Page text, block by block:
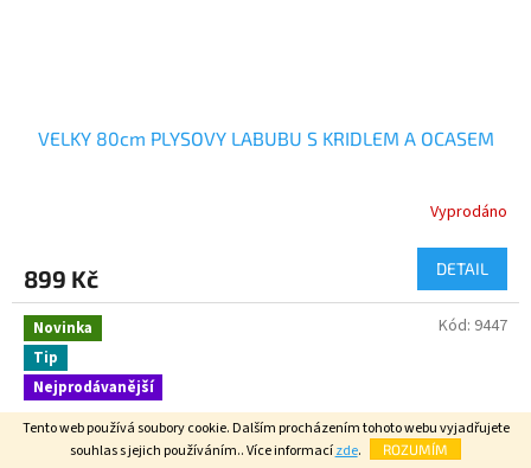
Tento web používá soubory cookie. Dalším procházením tohoto webu vyjadřujete
souhlas s jejich používáním.. Více informacízde. ROZUMÍM
VELKY 80cm PLYSOVY LABUBU S KRIDLEM A OCASEM
Vyprodáno
899 Kč DETAIL
Novinka
Tip
Nejprodávanější
Kód: 9447